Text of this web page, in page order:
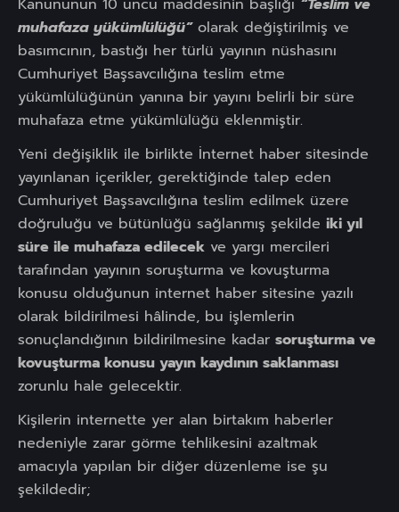
Kanununun 10 uncu maddesinin başlığı “Teslim ve
muhafaza yükümlülüğü”olarak değiştirilmiş ve
basımcının, bastığı her türlü yayının nüshasını
Cumhuriyet Başsavcılığına teslim etme
yükümlülüğünün yanına bir yayını belirli bir süre
muhafaza etme yükümlülüğü eklenmiştir.
Yeni değişiklik ile birlikte İnternet haber sitesinde
yayınlanan içerikler, gerektiğinde talep eden
Cumhuriyet Başsavcılığına teslim edilmek üzere
doğruluğu ve bütünlüğü sağlanmış şekilde iki yıl
süre ile muhafaza edilecek ve yargı mercileri
tarafından yayının soruşturma ve kovuşturma
konusu olduğunun internet haber sitesine yazılı
olarak bildirilmesi hâlinde, bu işlemlerin
sonuçlandığının bildirilmesine kadar soruşturma ve
kovuşturma konusu yayın kaydının saklanması
zorunlu hale gelecektir.
Kişilerin internette yer alan birtakım haberler
nedeniyle zarar görme tehlikesini azaltmak
amacıyla yapılan bir diğer düzenleme ise şu
şekildedir;